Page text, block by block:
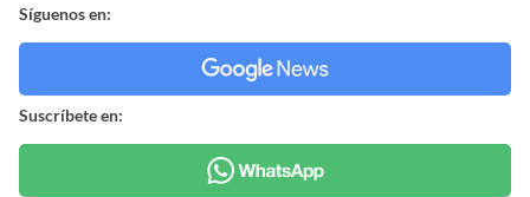
Síguenos en:
Suscríbete en: